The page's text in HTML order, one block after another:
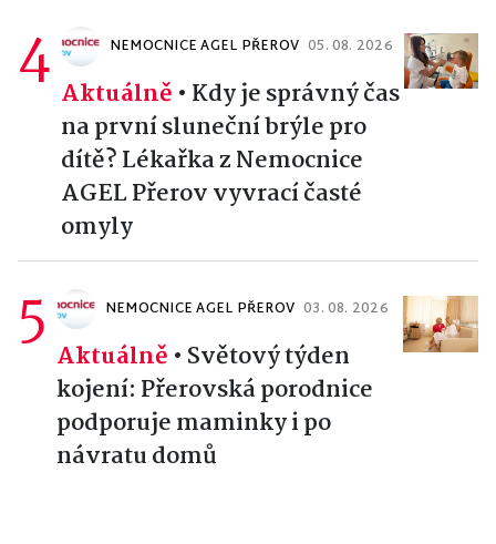
4 NEMOCNICE AGEL PŘEROV 05. 08. 2026
Aktuálně • Kdy je správný čas
na první sluneční brýle pro
dítě? Lékařka z Nemocnice
AGEL Přerov vyvrací časté
omyly
5 NEMOCNICE AGEL PŘEROV 03. 08. 2026
Aktuálně • Světový týden
kojení: Přerovská porodnice
podporuje maminky i po
návratu domů